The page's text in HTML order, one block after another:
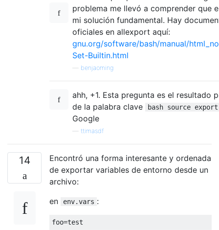
problema me llevó a comprender que
mi solución fundamental. Hay
oficiales en allexport aquí:
gnu.org/software/bash/manual/
Set-Builtin.html
benjaoming
ahh, +1. Esta pregunta es el resultado
de la palabra clave
bash source export
Google
ttimasdf
14
Encontró una forma interesante y ordenada
de exportar variables de entorno desde un
archivo:
en
env.vars :
foo=test